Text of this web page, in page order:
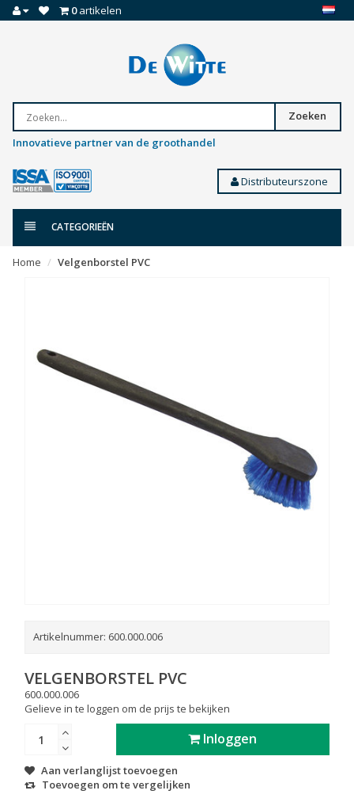
0artikelen
Zoeken
Innovatieve partner van de groothandel
Distributeurszone
CATEGORIEËN
Home Velgenborstel PVC
Artikelnummer: 600.000.006
VELGENBORSTEL PVC
600.000.006
Gelieve in te loggen om de prijs te bekijken
Inloggen
Aan verlanglijst toevoegen
Toevoegen om te vergelijken